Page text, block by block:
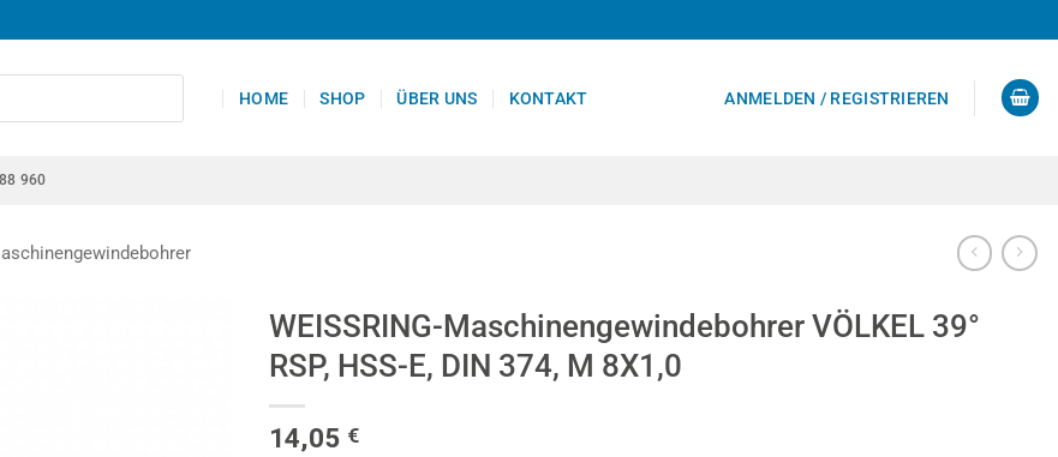
HOME SHOP ÜBER UNS KONTAKT ANMELDEN / REGISTRIEREN
960
WEISSRING-Maschinengewindebohrer VÖLKEL 39°
RSP, HSS-E, DIN 374, M 8X1,0
14,05 €